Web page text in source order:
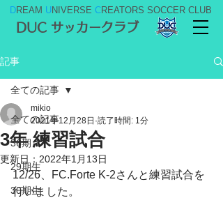
DREAM UNIVERSE CREATORS SOCCER CLUB
DUC サッカークラブ
記事
全ての記事
36期
29期生
30期生
全ての記事
3年 練習試合
mikio
2021年12月28日 読了時間: 1分
更新日： 2022年1月13日
12/26、FC.Forte K-2さんと練習試合を
行いました。